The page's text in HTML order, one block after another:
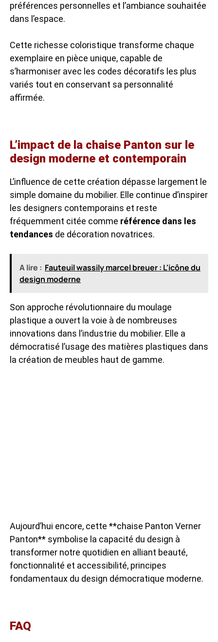
préférences personnelles et l’ambiance souhaitée
dans l’espace.
Cette richesse coloristique transforme chaque
exemplaire en pièce unique, capable de
s’harmoniser avec les codes décoratifs les plus
variés tout en conservant sa personnalité
affirmée.
L’impact de la chaise Panton sur le
design moderne et contemporain
L’influence de cette création dépasse largement le
simple domaine du mobilier. Elle continue d’inspirer
les designers contemporains et reste
fréquemment citée comme référence dans les
tendances de décoration novatrices.
A lire : Fauteuil wassily marcel breuer : L'icône du
design moderne
Son approche révolutionnaire du moulage
plastique a ouvert la voie à de nombreuses
innovations dans l’industrie du mobilier. Elle a
démocratisé l’usage des matières plastiques dans
la création de meubles haut de gamme.
Aujourd’hui encore, cette **chaise Panton Verner
Panton** symbolise la capacité du design à
transformer notre quotidien en alliant beauté,
fonctionnalité et accessibilité, principes
fondamentaux du design démocratique moderne.
FAQ